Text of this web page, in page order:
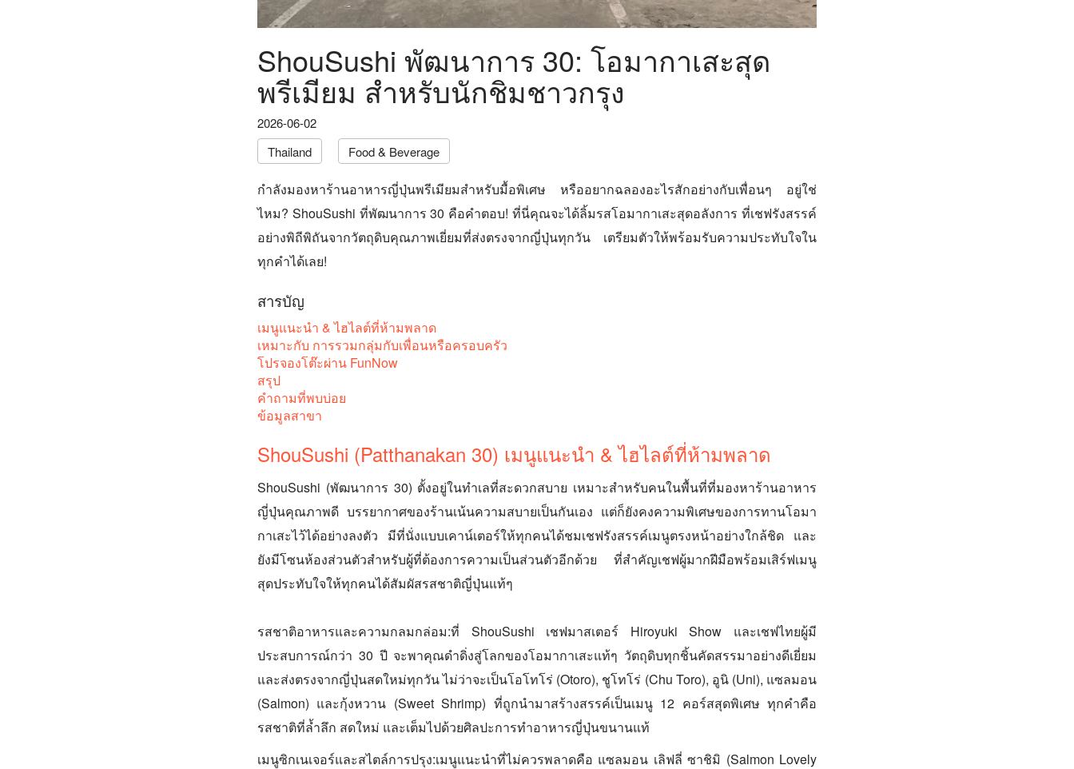
ShouSushi พัฒนาการ 30: โอมากาเสะสุด
พรีเมียม สำหรับนักชิมชาวกรุง
2026-06-02
Thailand
Food & Beverage
กำลังมองหาร้านอาหารญี่ปุ่นพรีเมียมสำหรับมื้อพิเศษ หรืออยากฉลองอะไรสักอย่างกับเพื่อนๆ อยู่ใช่
ไหม? ShouSushi ที่พัฒนาการ 30 คือคำตอบ! ที่นี่คุณจะได้ลิ้มรสโอมากาเสะสุดอลังการ ที่เชฟรังสรรค์
อย่างพิถีพิถันจากวัตถุดิบคุณภาพเยี่ยมที่ส่งตรงจากญี่ปุ่นทุกวัน เตรียมตัวให้พร้อมรับความประทับใจใน
ทุกคำได้เลย!
สารบัญ
เมนูแนะนำ & ไฮไลต์ที่ห้ามพลาด
เหมาะกับ การรวมกลุ่มกับเพื่อนหรือครอบครัว
โปรจองโต๊ะผ่าน FunNow
สรุป
คำถามที่พบบ่อย
ข้อมูลสาขา
ShouSushi (Patthanakan 30) เมนูแนะนำ & ไฮไลต์ที่ห้ามพลาด
ShouSushi (พัฒนาการ 30) ตั้งอยู่ในทำเลที่สะดวกสบาย เหมาะสำหรับคนในพื้นที่ที่มองหาร้านอาหาร
ญี่ปุ่นคุณภาพดี บรรยากาศของร้านเน้นความสบายเป็นกันเอง แต่ก็ยังคงความพิเศษของการทานโอมา
กาเสะไว้ได้อย่างลงตัว มีที่นั่งแบบเคาน์เตอร์ให้ทุกคนได้ชมเชฟรังสรรค์เมนูตรงหน้าอย่างใกล้ชิด และ
ยังมีโซนห้องส่วนตัวสำหรับผู้ที่ต้องการความเป็นส่วนตัวอีกด้วย ที่สำคัญเชฟผู้มากฝีมือพร้อมเสิร์ฟเมนู
สุดประทับใจให้ทุกคนได้สัมผัสรสชาติญี่ปุ่นแท้ๆ
รสชาติอาหารและความกลมกล่อม:ที่ ShouSushi เชฟมาสเตอร์ Hiroyuki Show และเชฟไทยผู้มี
ประสบการณ์กว่า 30 ปี จะพาคุณดำดิ่งสู่โลกของโอมากาเสะแท้ๆ วัตถุดิบทุกชิ้นคัดสรรมาอย่างดีเยี่ยม
และส่งตรงจากญี่ปุ่นสดใหม่ทุกวัน ไม่ว่าจะเป็นโอโทโร่ (Otoro), ชูโทโร่ (Chu Toro), อูนิ (Uni), แซลมอน
(Salmon) และกุ้งหวาน (Sweet Shrimp) ที่ถูกนำมาสร้างสรรค์เป็นเมนู 12 คอร์สสุดพิเศษ ทุกคำคือ
รสชาติที่ล้ำลึก สดใหม่ และเต็มไปด้วยศิลปะการทำอาหารญี่ปุ่นขนานแท้
เมนูซิกเนเจอร์และสไตล์การปรุง:เมนูแนะนำที่ไม่ควรพลาดคือ แซลมอน เลิฟลี่ ซาชิมิ (Salmon Lovely